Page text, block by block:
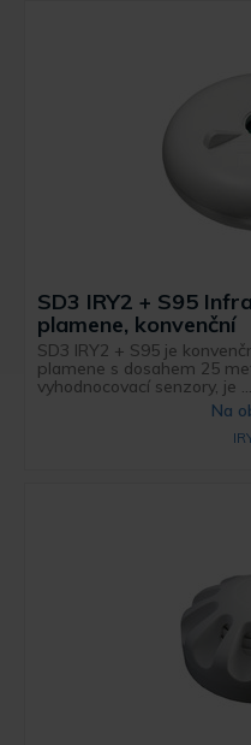
SD3 IRY2 + S95
plamene, konvenční
SD3 IRY2 + S95 je
plamene s dosahem 25
vyhodnocovací senzory, je ...
Na